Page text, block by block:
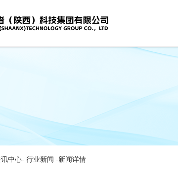
中心- 行业新闻 -新闻详情